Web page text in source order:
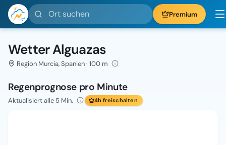
Ort suchen Premium
Wetter Alguazas
Region Murcia, Spanien · 100 m
Regenprognose pro Minute
Aktualisiert alle 5 Min. 4h freischalten